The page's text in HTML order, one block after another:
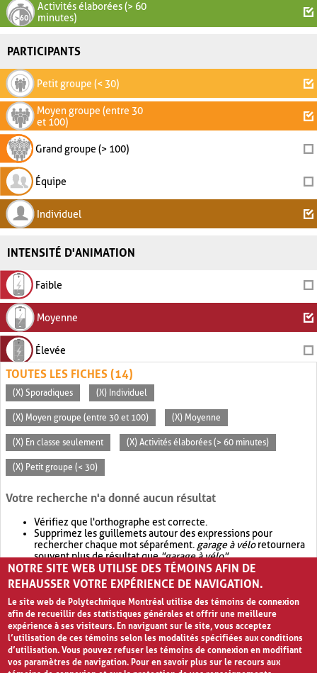
Activités élaborées (> 60
minutes)
PARTICIPANTS
Petit groupe (< 30)
Moyen groupe (entre 30
et 100)
Grand groupe (> 100)
Équipe
Individuel
INTENSITÉ D'ANIMATION
Faible
Moyenne
Élevée
TOUTES LES FICHES (14)
(X) Sporadiques (X) Individuel
(X) Moyen groupe (entre 30 et 100) (X) Moyenne
(X) En classe seulement (X) Activités élaborées (> 60 minutes)
(X) Petit groupe (< 30)
Votre recherche n'a donné aucun résultat
Vérifiez que l'orthographe est correcte.
Supprimez les guillemets autour des expressions pour
rechercher chaque mot séparément. garage à véloretournera
souvent plus de résultat que"garage à vélo".
Envisagez d'élargir votre recherche avec OR.garage OR vélo
retournera souvent plus de résultat quegarage à vélo
NOTRE SITE WEB UTILISE DES TÉMOINS AFIN DE
REHAUSSER VOTRE EXPÉRIENCE DE NAVIGATION.
Le site web de Polytechnique Montréal utilise des témoins de connexion
afin de recueillir des statistiques générales et offrir une meilleure
expérience à ses visiteurs. En naviguant sur le site, vous acceptez
l’utilisation de ces témoins selon les modalités spécifiées aux conditions
d’utilisation. Vous pouvez refuser les témoins de connexion en modifiant
vos paramètres de navigation. Pour en savoir plus sur le recours aux